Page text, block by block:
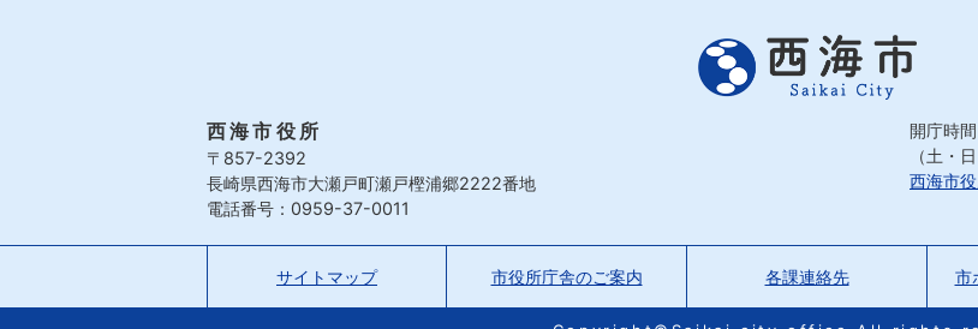
西海市役所
〒857-2392
長崎県西海市大瀬戸町瀬戸樫浦郷2222番地
電話番号：0959-37-0011
開庁時
（土・
西海市
サイトマップ 市役所庁舎のご案内 各課連絡先 市